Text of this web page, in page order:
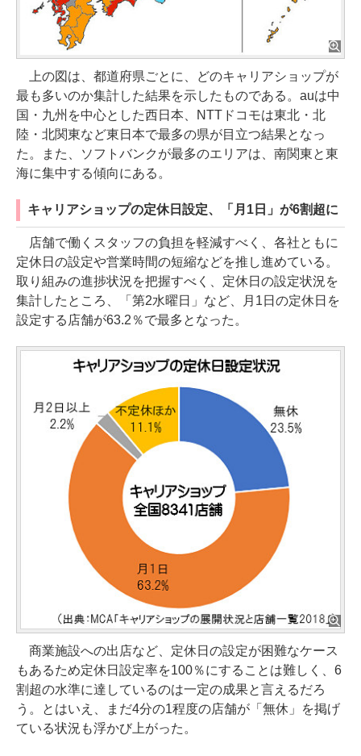
上の図は、都道府県ごとに、どのキャリアショップが
最も多いのか集計した結果を示したものである。auは中
国・九州を中心とした西日本、NTTドコモは東北・北
陸・北関東など東日本で最多の県が目立つ結果となっ
た。また、ソフトバンクが最多のエリアは、南関東と東
海に集中する傾向にある。
キャリアショップの定休日設定、「月1日」が6割超に
店舗で働くスタッフの負担を軽減すべく、各社ともに
定休日の設定や営業時間の短縮などを推し進めている。
取り組みの進捗状況を把握すべく、定休日の設定状況を
集計したところ、「第2水曜日」など、月1日の定休日を
設定する店舗が63.2％で最多となった。
商業施設への出店など、定休日の設定が困難なケース
もあるため定休日設定率を100％にすることは難しく、6
割超の水準に達しているのは一定の成果と言えるだろ
う。とはいえ、まだ4分の1程度の店舗が「無休」を掲げ
ている状況も浮かび上がった。